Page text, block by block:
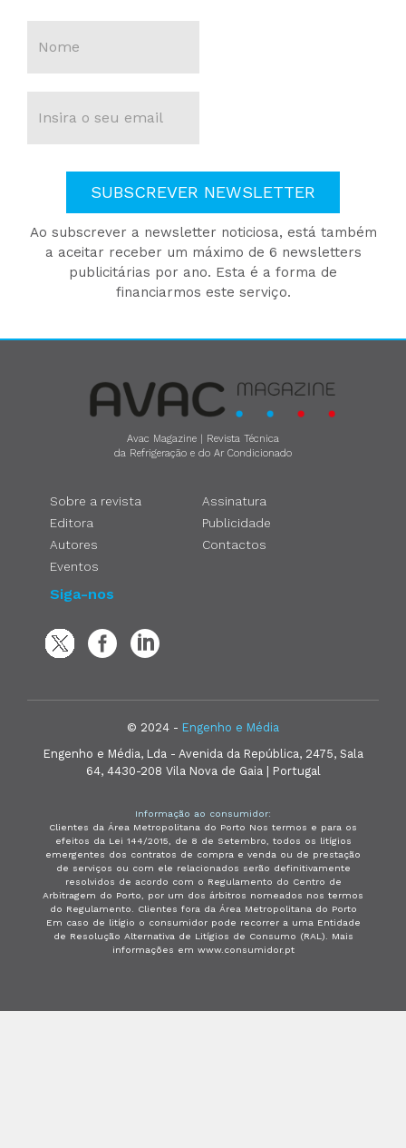
SUBSCREVER NEWSLETTER
Ao subscrever a newsletter noticiosa, está também
a aceitar receber um máximo de 6 newsletters
publicitárias por ano. Esta é a forma de
financiarmos este serviço.
Avac Magazine | Revista Técnica
da Refrigeração e do Ar Condicionado
Sobre a revista
Editora
Autores
Eventos
Assinatura
Publicidade
Contactos
Siga-nos
© 2024 - Engenho e Média
Engenho e Média, Lda - Avenida da República, 2475, Sala
64, 4430-208 Vila Nova de Gaia | Portugal
Informação ao consumidor:
Clientes da Área Metropolitana do Porto Nos termos e para os
efeitos da Lei 144/2015, de 8 de Setembro, todos os litígios
emergentes dos contratos de compra e venda ou de prestação
de serviços ou com ele relacionados serão definitivamente
resolvidos de acordo com o Regulamento do Centro de
Arbitragem do Porto, por um dos árbitros nomeados nos termos
do Regulamento. Clientes fora da Área Metropolitana do Porto
Em caso de litígio o consumidor pode recorrer a uma Entidade
de Resolução Alternativa de Litígios de Consumo (RAL). Mais
informações em www.consumidor.pt